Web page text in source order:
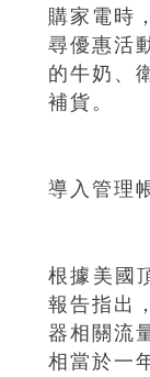
購家電時
尋優惠活
的牛奶、
補貨。
導入管理
根據美國
報告指出
器相關流
相當於一